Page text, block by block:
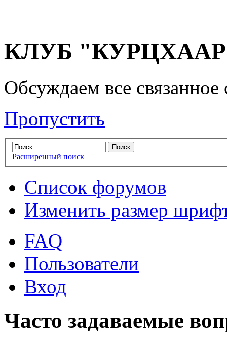
КЛУБ "КУРЦХААР"
Обсуждаем все
Пропустить
Расширенный поиск
Список форумов
Изменить размер
FAQ
Пользователи
Вход
Часто задаваемые